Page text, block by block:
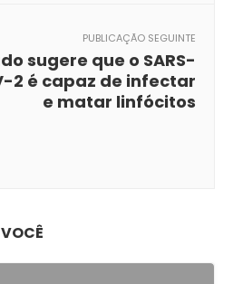
PUBLICAÇÃO SEGUINTE
sugere que o SARS-
2 é capaz de infectar
e matar linfócitos